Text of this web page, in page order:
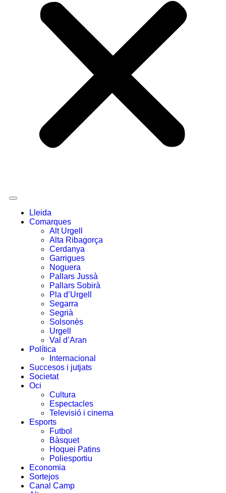
Lleida
Comarques
Alt Urgell
Alta Ribagorça
Cerdanya
Garrigues
Noguera
Pallars Jussà
Pallars Sobirà
Pla d’Urgell
Segarra
Segrià
Solsonès
Urgell
Val d’Aran
Política
Internacional
Succesos i jutjats
Societat
Oci
Cultura
Espectacles
Televisió i cinema
Esports
Futbol
Bàsquet
Hoquei Patins
Poliesportiu
Economia
Sortejos
Canal Camp